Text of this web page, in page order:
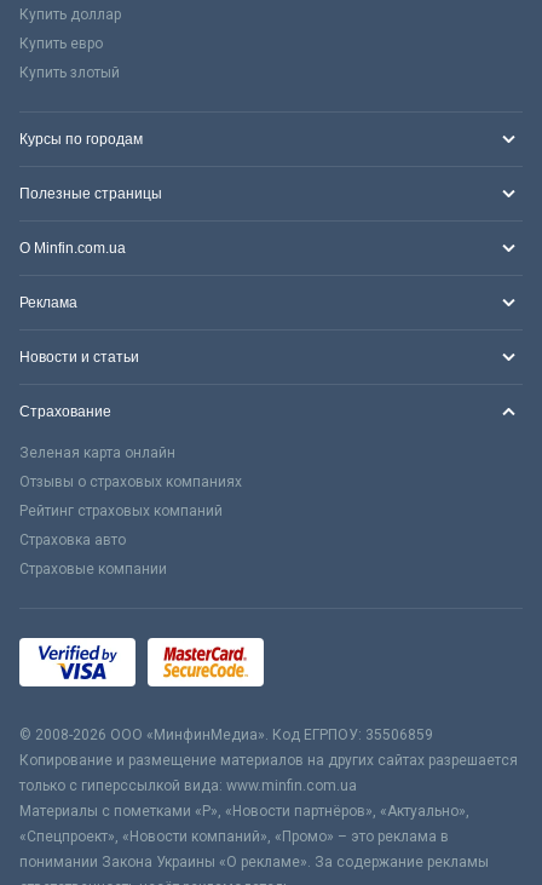
Купить доллар
Купить евро
Купить злотый
Курсы по городам
Полезные страницы
О Minfin.com.ua
Реклама
Новости и статьи
Страхование
Зеленая карта онлайн
Отзывы о страховых компаниях
Рейтинг страховых компаний
Страховка авто
Страховые компании
© 2008-2026 ООО «МинфинМедиа». Код ЕГРПОУ: 35506859
Копирование и размещение материалов на других сайтах разрешается
только с гиперссылкой вида: www.minfin.com.ua
Материалы с пометками «Р», «Новости партнёров», «Актуально»,
«Спецпроект», «Новости компаний», «Промо» – это реклама в
понимании Закона Украины «О рекламе». За содержание рекламы